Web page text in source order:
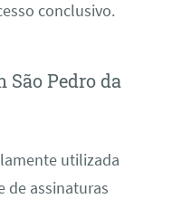
conclusivo.
São Pedro da
utilizada
de assinaturas